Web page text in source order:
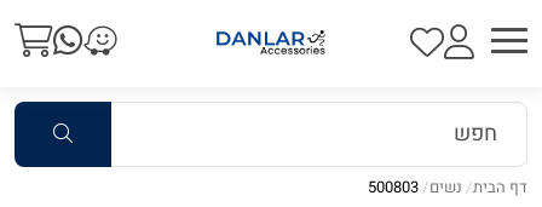
דף הבית נשים 500803